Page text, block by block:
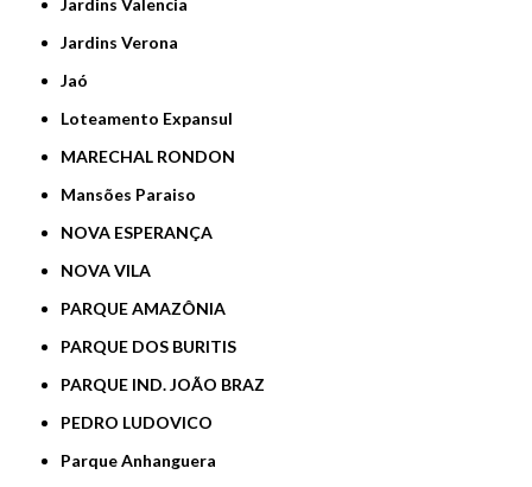
Jardins Valencia
Jardins Verona
Jaó
Loteamento Expansul
MARECHAL RONDON
Mansões Paraiso
NOVA ESPERANÇA
NOVA VILA
PARQUE AMAZÔNIA
PARQUE DOS BURITIS
PARQUE IND. JOÃO BRAZ
PEDRO LUDOVICO
Parque Anhanguera